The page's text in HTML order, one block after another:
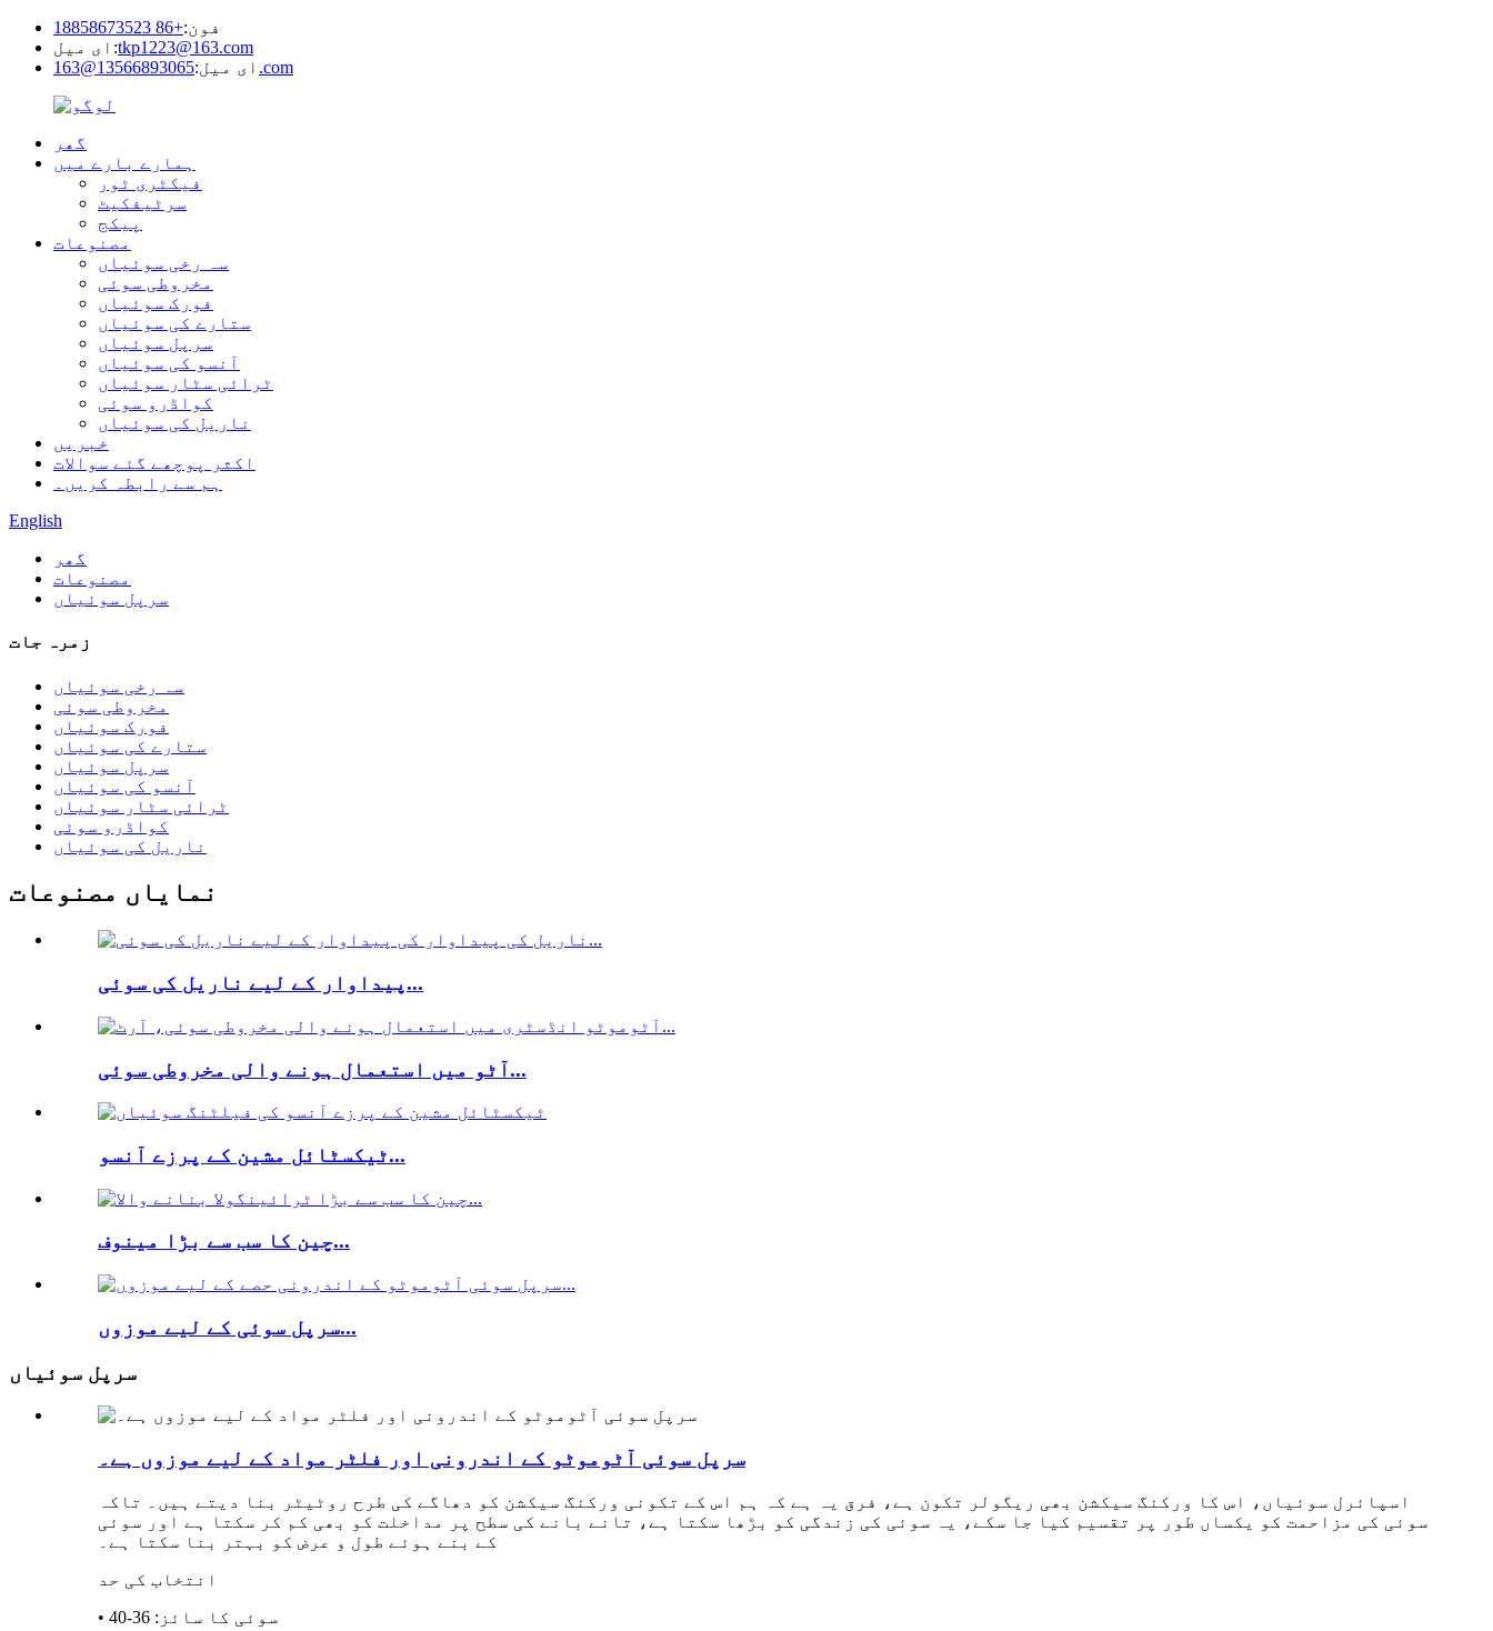
فون:+86 18858673523
ای میل:tkp1223@163.com
ای میل: 13566893065@163.com
گھر
ہمارے بارے میں
فیکٹری ٹور
سرٹیفکیٹ
پیکج
مصنوعات
سہ رخی سوئیاں
مخروطی سوئی
فورک سوئیاں
ستارے کی سوئیاں
سرپل سوئیاں
آنسو کی سوئیاں
ٹرائی سٹار سوئیاں
کواڈرو سوئی
ناریل کی سوئیاں
خبریں
اکثر پوچھے گئے سوالات
ہم سے رابطہ کریں۔
English
گھر
مصنوعات
سرپل سوئیاں
زمرہ جات
سہ رخی سوئیاں
مخروطی سوئی
فورک سوئیاں
ستارے کی سوئیاں
سرپل سوئیاں
آنسو کی سوئیاں
ٹرائی سٹار سوئیاں
کواڈرو سوئی
ناریل کی سوئیاں
نمایاں مصنوعات
پیداوار کے لیے ناریل کی سوئی...
آٹو میں استعمال ہونے والی مخروطی سوئی...
ٹیکسٹائل مشین کے پرزے آنسو...
چین کا سب سے بڑا مینوف...
سرپل سوئی کے لیے موزوں...
سرپل سوئیاں
سرپل سوئی آٹوموٹو کے اندرونی اور فلٹر مواد کے لیے موزوں ہے۔
اسپائرل سوئیاں، اس کا ورکنگ سیکشن بھی ریگولر تکون ہے، فرق یہ ہے کہ ہم اس کے تکونی ورکنگ سیکشن کو دھاگے کی طرح روٹیٹر بنا دیتے ہیں۔ تاکہ
سوئی کی مزاحمت کو یکساں طور پر تقسیم کیا جا سکے، یہ سوئی کی زندگی کو بڑھا سکتا ہے، تانے بانے کی سطح پر مداخلت کو بھی کم کر سکتا ہے اور سوئی
کے بنے ہوئے طول و عرض کو بہتر بنا سکتا ہے۔
انتخاب کی حد
• سوئی کا سائز: 36-40